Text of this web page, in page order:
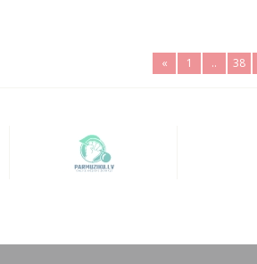
« 1 .. 38